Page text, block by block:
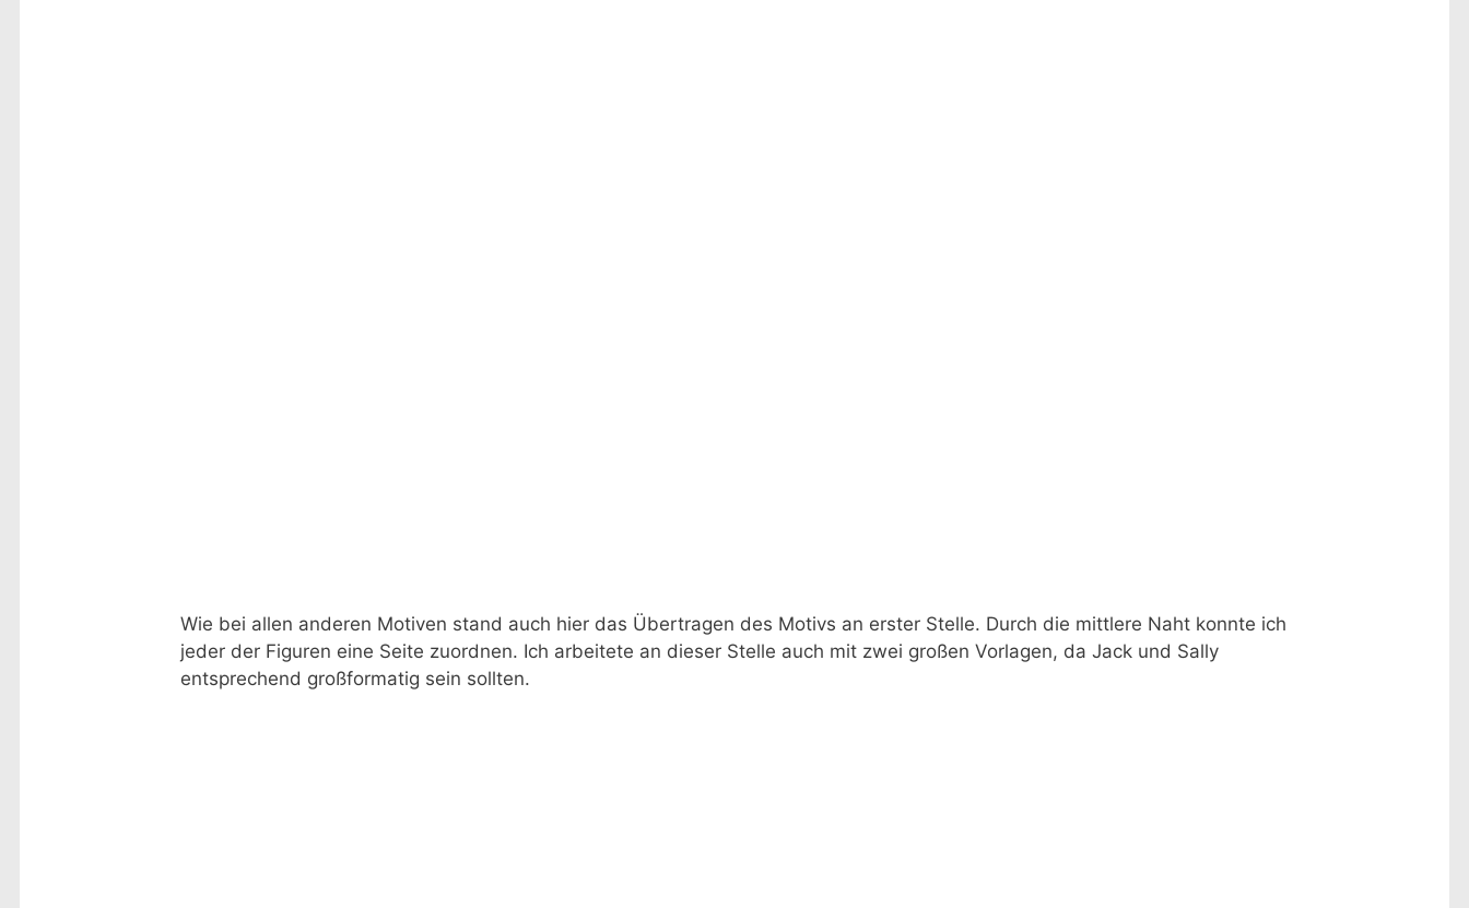
Wie bei allen anderen Motiven stand auch hier das Übertragen des Motivs an erster Stelle. Durch die mittlere Naht konnte ich
jeder der Figuren eine Seite zuordnen. Ich arbeitete an dieser Stelle auch mit zwei großen Vorlagen, da Jack und Sally
entsprechend großformatig sein sollten.